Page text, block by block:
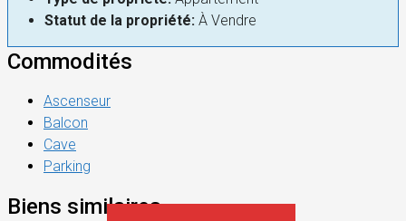
Statut de la propriété: À Vendre
Commodités
Ascenseur
Balcon
Cave
Parking
Biens similaires